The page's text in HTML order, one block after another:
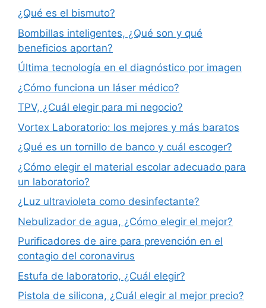
¿Qué es el bismuto?
Bombillas inteligentes, ¿Qué son y qué
beneficios aportan?
Última tecnología en el diagnóstico por imagen
¿Cómo funciona un láser médico?
TPV, ¿Cuál elegir para mi negocio?
Vortex Laboratorio: los mejores y más baratos
¿Qué es un tornillo de banco y cuál escoger?
¿Cómo elegir el material escolar adecuado para
un laboratorio?
¿Luz ultravioleta como desinfectante?
Nebulizador de agua, ¿Cómo elegir el mejor?
Purificadores de aire para prevención en el
contagio del coronavirus
Estufa de laboratorio, ¿Cuál elegir?
Pistola de silicona, ¿Cuál elegir al mejor precio?